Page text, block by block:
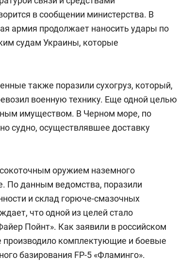
в сообщении министерства. В
армия продолжает наносить удары по
судам Украины, которые
также поразили сухогруз, который,
военную технику. Еще одной целью
имуществом. В Черном море, по
судно, осуществлявшее доставку
оружием наземного
По данным ведомства, поразили
и склад горюче-смазочных
что одной из целей стало
Пойнт». Как заявили в российском
производило комплектующие и боевые
базирования FP-5 «Фламинго».